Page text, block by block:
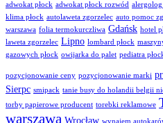
adwokat płock adwokat płock rozwód alergolog
klima płock autolaweta zgorzelec auto pomoc
warszawa folia termokurczliwa Gdańsk hotel
laweta zgorzelec Lipno lombard płock
gazowych płock owijarka do palet pediatra
pozycjonowanie ceny pozycjonowanie marki
Sierpc smipack tanie busy do holandii belgii
torby papierowe producent torebki reklamowe
warszawa Wrocław